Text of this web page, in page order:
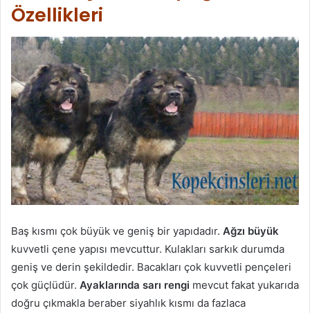
Özellikleri
Baş kısmı çok büyük ve geniş bir yapıdadır. Ağzı büyük
kuvvetli çene yapısı mevcuttur. Kulakları sarkık durumda
geniş ve derin şekildedir. Bacakları çok kuvvetli pençeleri
çok güçlüdür. Ayaklarında sarı rengi mevcut fakat yukarıda
doğru çıkmakla beraber siyahlık kısmı da fazlaca